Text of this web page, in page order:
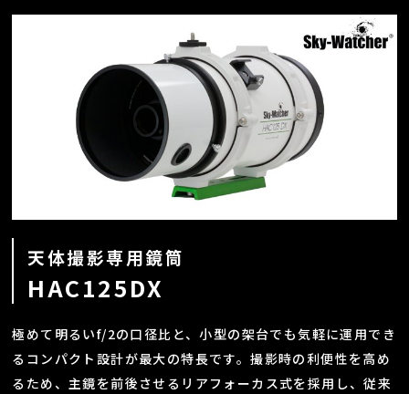
天体撮影専用鏡筒
HAC125DX
極めて明るいf/2の口径比と、小型の架台でも気軽に運用でき
るコンパクト設計が最大の特長です。撮影時の利便性を高め
るため、主鏡を前後させるリアフォーカス式を採用し、従来